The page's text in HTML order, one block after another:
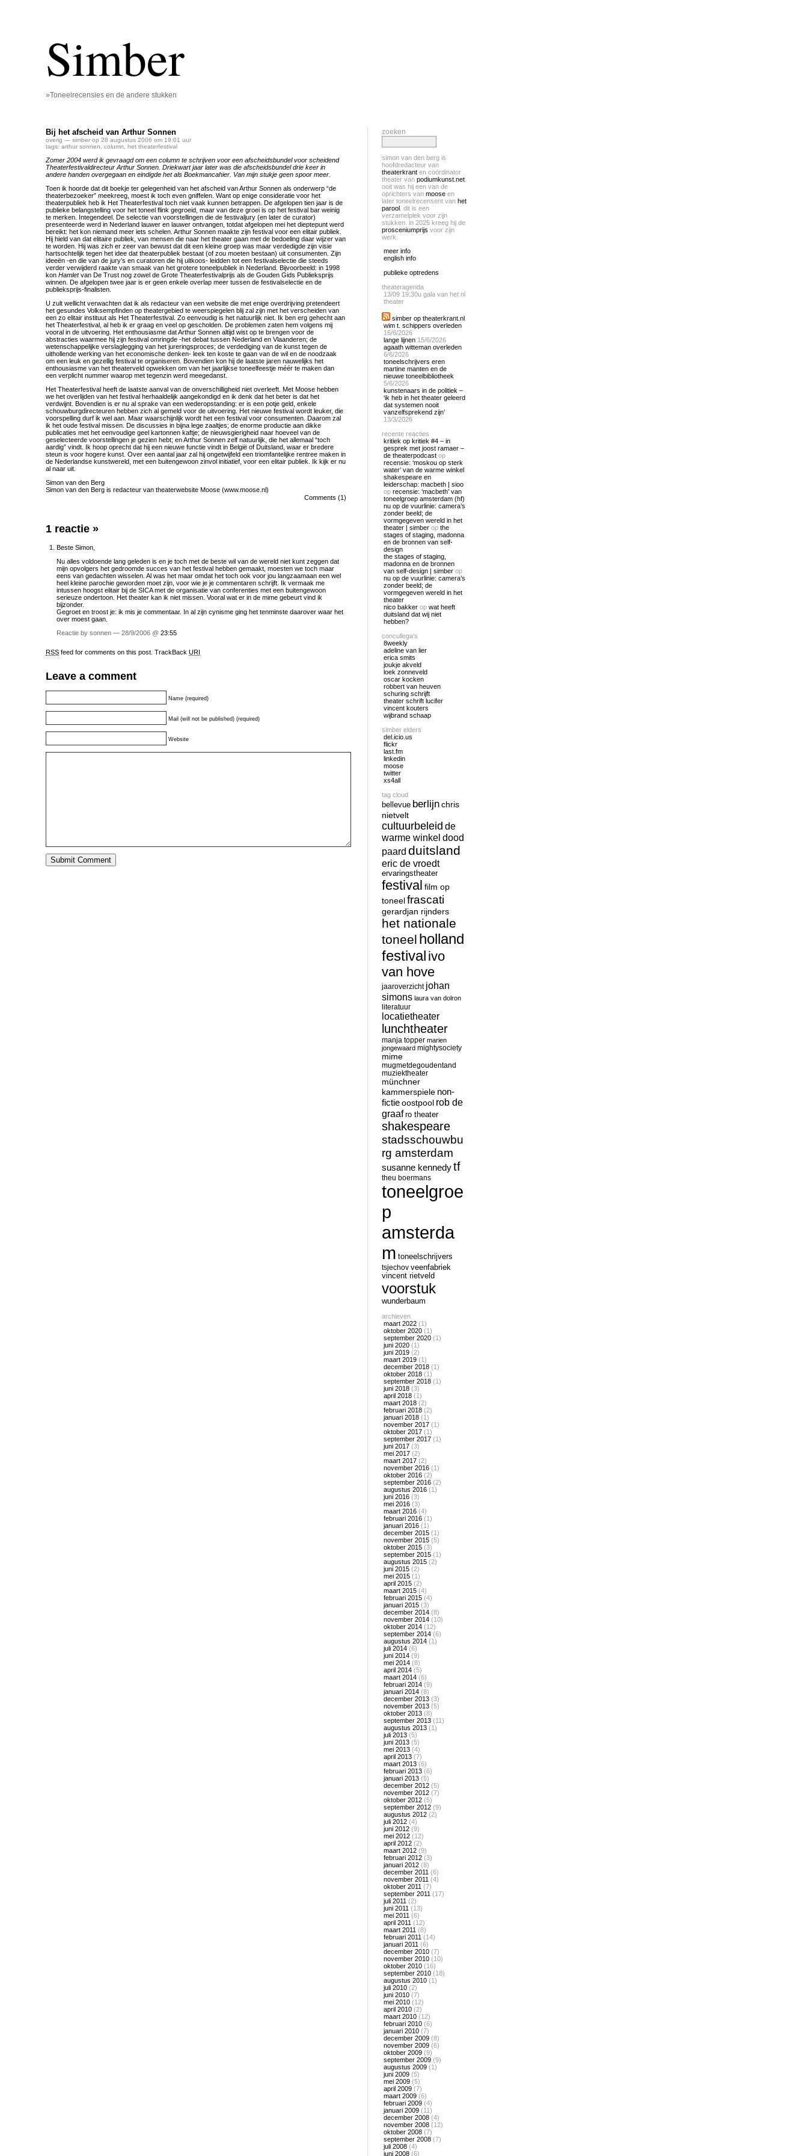
Simber
»Toneelrecensies en de andere stukken
Bij het afscheid van Arthur Sonnen
overig — simber op 28 augustus 2006 om 19:01 uur
tags: arthur sonnen column het theaterfestival
Zomer 2004 werd ik gevraagd om een column te schrijven voor een afscheidsbundel voor scheidend
Theaterfestivaldirecteur Arthur Sonnen. Driekwart jaar later was die afscheidsbundel drie keer in
andere handen overgegaan en eindigde het als Boekmancahier. Van mijn stukje geen spoor meer.
Toen ik hoorde dat dit boekje ter gelegenheid van het afscheid van Arthur Sonnen als onderwerp “de
theaterbezoeker” meekreeg, moest ik toch even gniffelen. Want op enige consideratie voor het
theaterpubliek heb ik Het Theaterfestival toch niet vaak kunnen betrappen. De afgelopen tien jaar is de
publieke belangstelling voor het toneel flink gegroeid, maar van deze groei is op het festival bar weinig
te merken. Integendeel. De selectie van voorstellingen die de festivaljury (en later de curator)
presenteerde werd in Nederland lauwer en lauwer ontvangen, totdat afgelopen mei het dieptepunt werd
bereikt: het kon niemand meer iets schelen. Arthur Sonnen maakte zijn festival voor een elitair publiek.
Hij hield van dat elitaire publiek, van mensen die naar het theater gaan met de bedoeling daar wijzer van
te worden. Hij was zich er zeer van bewust dat dit een kleine groep was maar verdedigde zijn visie
hartsochtelijk tegen het idee dat theaterpubliek bestaat (of zou moeten bestaan) uit consumenten. Zijn
ideeën -en die van de jury’s en curatoren die hij uitkoos- leidden tot een festivalselectie die steeds
verder verwijderd raakte van smaak van het grotere toneelpubliek in Nederland. Bijvoorbeeld: in 1998
kon Hamletvan De Trust nog zowel de Grote Theaterfestivalprijs als de Gouden Gids Publieksprijs
winnen. De afgelopen twee jaar is er geen enkele overlap meer tussen de festivalselectie en de
publieksprijs-finalisten.
U zult wellicht verwachten dat ik als redacteur van een website die met enige overdrijving pretendeert
het gesundes Volksempfinden op theatergebied te weerspiegelen blij zal zijn met het verscheiden van
een zo elitair instituut als Het Theaterfestival. Zo eenvoudig is het natuurlijk niet. Ik ben erg gehecht aan
het Theaterfestival, al heb ik er graag en veel op gescholden. De problemen zaten hem volgens mij
vooral in de uitvoering. Het enthousiasme dat Arthur Sonnen altijd wist op te brengen voor de
abstracties waarmee hij zijn festival omringde -het debat tussen Nederland en Vlaanderen; de
wetenschappelijke verslaglegging van het jureringsproces; de verdediging van de kunst tegen de
uithollende werking van het economische denken- leek ten koste te gaan van de wil en de noodzaak
om een leuk en gezellig festival te organiseren. Bovendien kon hij de laatste jaren nauwelijks het
enthousiasme van het theaterveld opwekken om van het jaarlijkse toneelfeestje méér te maken dan
een verplicht nummer waarop met tegenzin werd meegedanst.
Het Theaterfestival heeft de laatste aanval van de onverschilligheid niet overleeft. Met Moose hebben
we het overlijden van het festival herhaaldelijk aangekondigd en ik denk dat het beter is dat het
verdwijnt. Bovendien is er nu al sprake van een wederopstanding: er is een potje geld, enkele
schouwburgdirecteuren hebben zich al gemeld voor de uitvoering. Het nieuwe festival wordt leuker, die
voorspelling durf ik wel aan. Maar waarschijnlijk wordt het een festival voor consumenten. Daarom zal
ik het oude festival missen. De discussies in bijna lege zaaltjes; de enorme productie aan dikke
publicaties met het eenvoudige geel kartonnen kaftje; de nieuwsgierigheid naar hoeveel van de
geselecteerde voorstellingen je gezien hebt; en Arthur Sonnen zelf natuurlijk, die het allemaal “toch
aardig” vindt. Ik hoop oprecht dat hij een nieuwe functie vindt in België of Duitsland, waar er bredere
steun is voor hogere kunst. Over een aantal jaar zal hij ongetwijfeld een triomfantelijke rentree maken in
de Nederlandse kunstwereld, met een buitengewoon zinvol initiatief, voor een elitair publiek. Ik kijk er nu
al naar uit.
Simon van den Berg
Simon van den Berg is redacteur van theaterwebsite Moose (www.moose.nl)
Comments (1)
1 reactie »
Beste Simon,
Nu alles voldoende lang geleden is en je toch met de beste wil van de wereld niet kunt zeggen dat
mijn opvolgers het gedroomde succes van het festival hebben gemaakt, moesten we toch maar
eens van gedachten wisselen. Al was het maar omdat het toch ook voor jou langzaamaan een wel
heel kleine parochie geworden moet zijn, voor wie je je commentaren schrijft. Ik vermaak me
intussen hoogst elitair bij de SICA met de organisatie van conferenties met een buitengewoon
serieuze ondertoon. Het theater kan ik niet missen. Vooral wat er in de mime gebeurt vind ik
bijzonder.
Gegroet en troost je: ik mis je commentaar. In al zijn cynisme ging het tenminste daarover waar het
over moest gaan.
Reactie by sonnen — 28/9/2006 @ 23:55
RSS feed for comments on this post. TrackBack URI
Leave a comment
Name (required)
Mail (will not be published) (required)
Website
zoeken
simon van den berg is
hoofdredacteur van
theaterkrant en coördinator
theater van podiumkunst.net
ooit was hij een van de
oprichters van moose en
later toneelrecensent van het
parool . dit is een
verzamelplek voor zijn
stukken. in 2025 kreeg hij de
prosceniumprijs voor zijn
werk.
meer info
english info
publieke optredens
theateragenda
13/09 19:30u gala van het nl
theater
simber op theaterkrant.nl
wim t. schippers overleden
16/6/2026
lange lijnen 15/6/2026
agaath witteman overleden
6/6/2026
toneelschrijvers eren
martine manten en de
nieuwe toneelbibliotheek
5/6/2026
kunstenaars in de politiek –
‘ik heb in het theater geleerd
dat systemen nooit
vanzelfsprekend zijn’
13/3/2026
recente reacties
kritiek op kritiek #4 – in
gesprek met joost ramaer –
de theaterpodcast op
recensie: ‘moskou op sterk
water’ van de warme winkel
shakespeare en
leiderschap: macbeth | sioo
op recensie: ‘macbeth’ van
toneelgroep amsterdam (hf)
nu op de vuurlinie: camera’s
zonder beeld; de
vormgegeven wereld in het
theater | simber op the
stages of staging, madonna
en de bronnen van self-
design
the stages of staging,
madonna en de bronnen
van self-design | simber op
nu op de vuurlinie: camera’s
zonder beeld; de
vormgegeven wereld in het
theater
nico bakker op wat heeft
duitsland dat wij niet
hebben?
concullega's
8weekly
adeline van lier
erica smits
joukje akveld
loek zonneveld
oscar kocken
robbert van heuven
schuring schrijft
theater schrift lucifer
vincent kouters
wijbrand schaap
simber elders
del.icio.us
flickr
last.fm
linkedin
moose
twitter
xs4all
tag cloud
bellevue berlijnchris
nietvelt
cultuurbeleid de
warme winkel dood
paard duitsland
eric de vroedt
ervaringstheater
festival film op
toneelfrascati
gerardjan rijnders
het nationale
toneel holland
festival ivo
van hove
jaaroverzicht johan
simons laura van dolron
literatuur
locatietheater
lunchtheater
manja topper marien
jongewaard mightysociety
mime
mugmetdegoudentand
muziektheater
münchner
kammerspiele non-
fictieoostpool rob de
graaf ro theater
shakespeare
stadsschouwbu
rg amsterdam
susanne kennedytf
theu boermans
toneelgroe
p
amsterda
m toneelschrijvers
tsjechov veenfabriek
vincent rietveld
voorstuk
wunderbaum
archieven
maart 2022 (1)
oktober 2020 (1)
september 2020 (1)
juni 2020 (1)
juni 2019 (2)
maart 2019 (1)
december 2018 (1)
oktober 2018 (1)
september 2018 (1)
juni 2018 (3)
april 2018 (1)
maart 2018 (2)
februari 2018 (2)
januari 2018 (1)
november 2017 (1)
oktober 2017 (1)
september 2017 (1)
juni 2017 (3)
mei 2017 (2)
maart 2017 (2)
november 2016 (1)
oktober 2016 (2)
september 2016 (2)
augustus 2016 (1)
juni 2016 (3)
mei 2016 (3)
maart 2016 (4)
februari 2016 (1)
januari 2016 (1)
december 2015 (1)
november 2015 (5)
oktober 2015 (3)
september 2015 (1)
augustus 2015 (2)
juni 2015 (2)
mei 2015 (1)
april 2015 (2)
maart 2015 (4)
februari 2015 (4)
januari 2015 (3)
december 2014 (8)
november 2014 (10)
oktober 2014 (12)
september 2014 (6)
augustus 2014 (1)
juli 2014 (6)
juni 2014 (9)
mei 2014 (8)
april 2014 (5)
maart 2014 (6)
februari 2014 (9)
januari 2014 (8)
december 2013 (3)
november 2013 (5)
oktober 2013 (8)
september 2013 (11)
augustus 2013 (1)
juli 2013 (5)
juni 2013 (5)
mei 2013 (4)
april 2013 (7)
maart 2013 (6)
februari 2013 (6)
januari 2013 (5)
december 2012 (5)
november 2012 (7)
oktober 2012 (5)
september 2012 (9)
augustus 2012 (2)
juli 2012 (4)
juni 2012 (9)
mei 2012 (12)
april 2012 (2)
maart 2012 (9)
februari 2012 (3)
januari 2012 (8)
december 2011 (6)
november 2011 (4)
oktober 2011 (7)
september 2011 (17)
juli 2011 (2)
juni 2011 (13)
mei 2011 (6)
april 2011 (12)
maart 2011 (8)
februari 2011 (14)
januari 2011 (6)
december 2010 (7)
november 2010 (10)
oktober 2010 (16)
september 2010 (18)
augustus 2010 (1)
juli 2010 (2)
juni 2010 (7)
mei 2010 (12)
april 2010 (2)
maart 2010 (12)
februari 2010 (6)
januari 2010 (7)
december 2009 (8)
november 2009 (6)
oktober 2009 (9)
september 2009 (9)
augustus 2009 (1)
juni 2009 (5)
mei 2009 (5)
april 2009 (7)
maart 2009 (6)
februari 2009 (4)
januari 2009 (11)
december 2008 (4)
november 2008 (12)
oktober 2008 (7)
september 2008 (7)
juli 2008 (4)
juni 2008 (6)